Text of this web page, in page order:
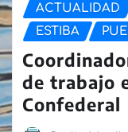
ACTUALIDAD
ESTIBA
de trabajo
Confederal